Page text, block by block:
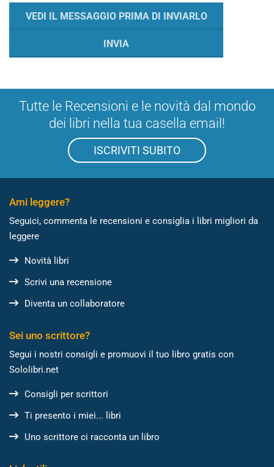
Tutte le Recensioni e le novità dal mondo
dei libri nella tua casella email!
ISCRIVITI SUBITO
Ami leggere?
Seguici, commenta le recensioni e consiglia i libri migliori da
leggere
Novità libri
Scrivi una recensione
Diventa un collaboratore
Sei uno scrittore?
Segui i nostri consigli e promuovi il tuo libro gratis con
Sololibri.net
Consigli per scrittori
Ti presento i miei... libri
Uno scrittore ci racconta un libro